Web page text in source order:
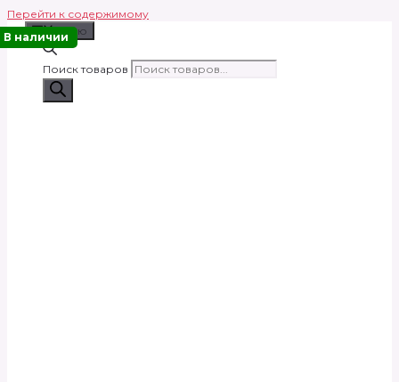
Перейти к содержимому
Меню
Поиск товаров
В наличии